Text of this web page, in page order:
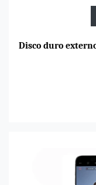
Disco duro